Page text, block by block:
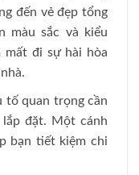
đến vẻ đẹp tổng
màu sắc và kiểu
mất đi sự hài hòa
tố quan trọng cần
đặt. Một cánh
bạn tiết kiệm chi